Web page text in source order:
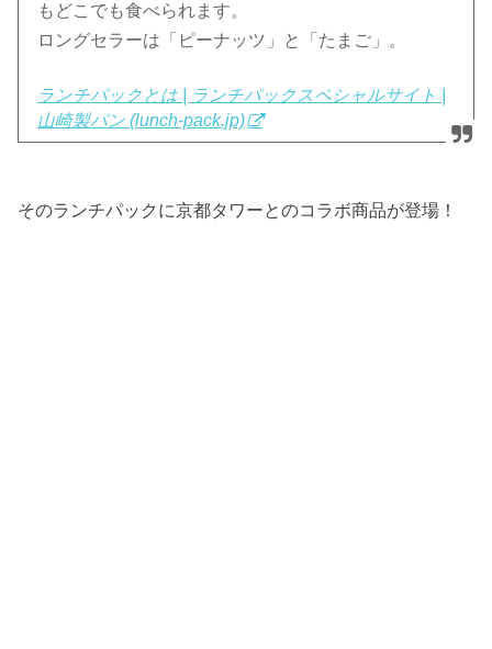
もどこでも食べられます。
ロングセラーは「ピーナッツ」と「たまご」。
ランチパックとは | ランチパックスペシャルサイト |
山崎製パン (lunch-pack.jp)
そのランチパックに京都タワーとのコラボ商品が登場！